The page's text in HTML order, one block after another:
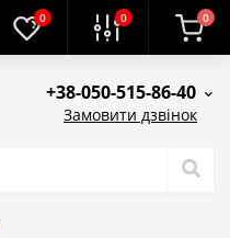
0 0 0
+38-050-515-86-40
Замовити дзвінок